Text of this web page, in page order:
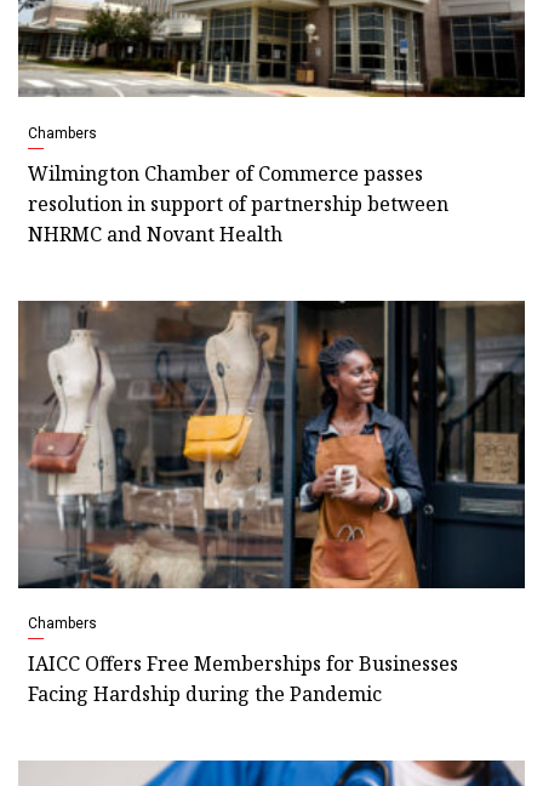
Chambers
Wilmington Chamber of Commerce passes
resolution in support of partnership between
NHRMC and Novant Health
Chambers
IAICC Offers Free Memberships for Businesses
Facing Hardship during the Pandemic